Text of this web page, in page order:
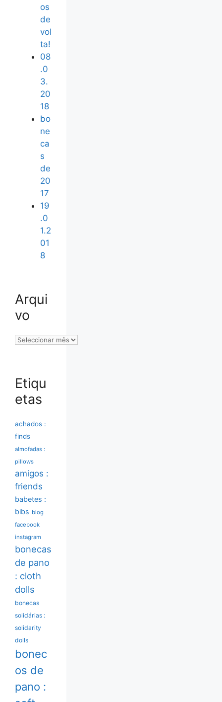
os
de
vol
ta!
08
.0
3.
20
18
bo
ne
ca
s
de
20
17
19
.0
1.2
01
8
Arqui
vo
Arquivo
Etiqu
etas
achados :
finds
almofadas :
pillows
amigos :
friends
babetes :
bibs blog
facebook
instagram
bonecas
de pano
: cloth
dolls
bonecas
solidárias :
solidarity
dolls
bonec
os de
pano :